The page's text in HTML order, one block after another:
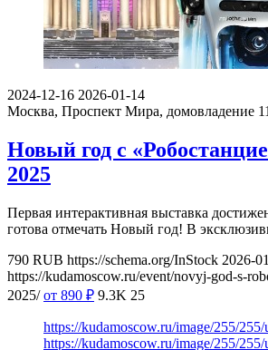
2024-12-16 2026-01-14
Москва, Проспект Мира, домовладение
Новый год с
2025
Первая интерактивная выставка
готова отмечать Новый год! В
790 RUB https://schema.org/InStock 2026-
https://kudamoscow.ru/event/novyj-god-s-
2025/ от 890 ₽ 9.3K 25
https://kudamoscow.ru/image/255/
https://kudamoscow.ru/image/255/